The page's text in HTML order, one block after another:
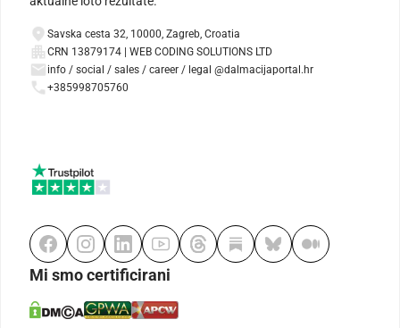
Savska cesta 32, 10000, Zagreb, Croatia
CRN 13879174 | WEB CODING SOLUTIONS LTD
info / social / sales / career / legal @dalmacijaportal.hr
+385998705760
Mi smo certificirani